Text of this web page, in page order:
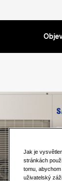
Jak je
stránkách
tomu,
uživatelský